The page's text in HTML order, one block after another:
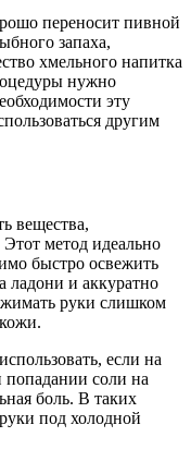
переносит пивной
запаха,
хмельного напитка
нужно
эту
другим
вещества,
метод идеально
быстро освежить
ладони и аккуратно
руки слишком
если на
попадании соли на
боль. В таких
под холодной